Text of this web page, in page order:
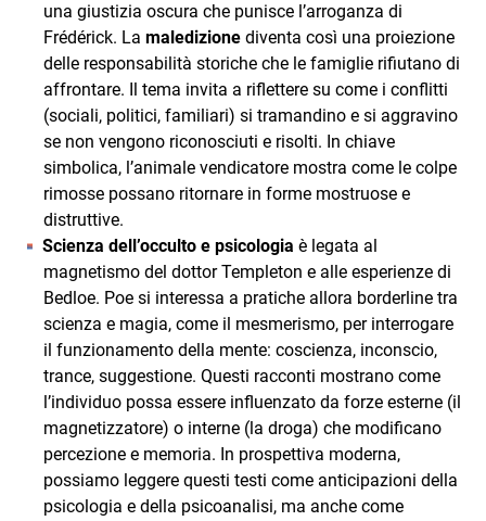
una giustizia oscura che punisce l’arroganza di
Frédérick. La maledizione diventa così una proiezione
delle responsabilità storiche che le famiglie rifiutano di
affrontare. Il tema invita a riflettere su come i conflitti
(sociali, politici, familiari) si tramandino e si aggravino
se non vengono riconosciuti e risolti. In chiave
simbolica, l’animale vendicatore mostra come le colpe
rimosse possano ritornare in forme mostruose e
distruttive.
Scienza dell’occulto e psicologia è legata al
magnetismo del dottor Templeton e alle esperienze di
Bedloe. Poe si interessa a pratiche allora borderline tra
scienza e magia, come il mesmerismo, per interrogare
il funzionamento della mente: coscienza, inconscio,
trance, suggestione. Questi racconti mostrano come
l’individuo possa essere influenzato da forze esterne (il
magnetizzatore) o interne (la droga) che modificano
percezione e memoria. In prospettiva moderna,
possiamo leggere questi testi come anticipazioni della
psicologia e della psicoanalisi, ma anche come